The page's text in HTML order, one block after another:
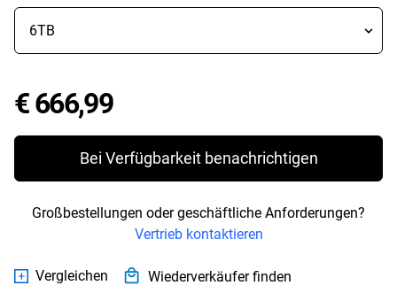
€ 666,99Price € 666,99
Bei Verfügbarkeit benachrichtigen
Großbestellungen oder geschäftliche Anforderungen?
Vertrieb kontaktieren
Vergleichen Wiederverkäufer finden